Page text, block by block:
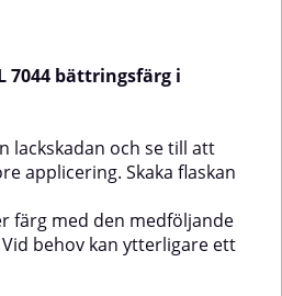
OBS. Färgen som återges på
7044 bättringsfärg i
lackskadan och se till att
applicering. Skaka flaskan
färg med den medföljande
behov kan ytterligare ett